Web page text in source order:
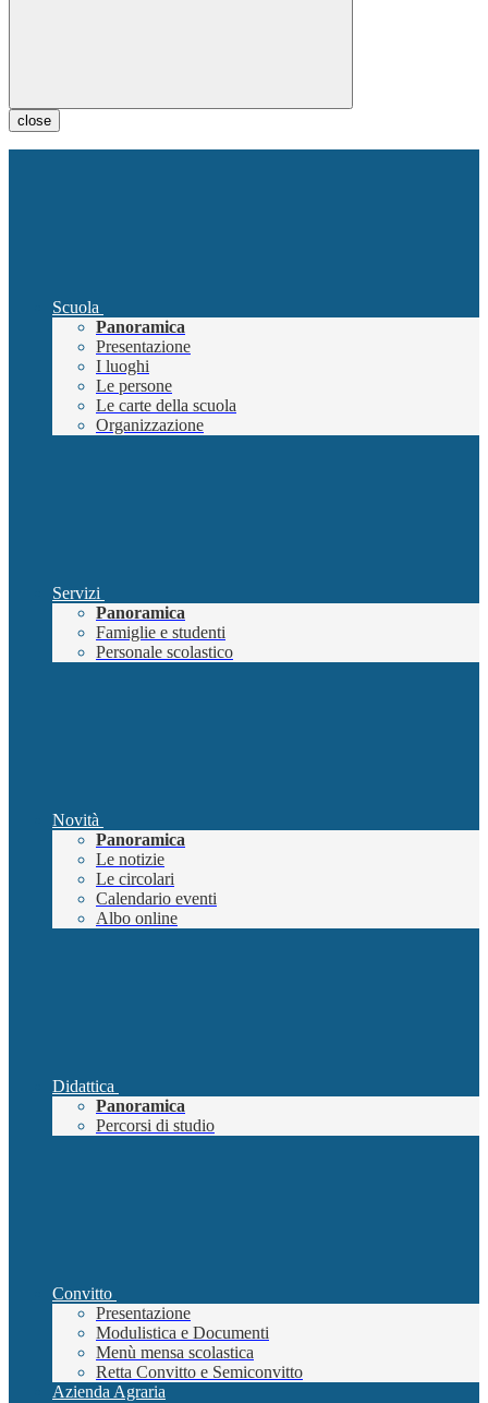
close
Scuola
Panoramica
Presentazione
I luoghi
Le persone
Le carte della scuola
Organizzazione
Servizi
Panoramica
Famiglie e studenti
Personale scolastico
Novità
Panoramica
Le notizie
Le circolari
Calendario eventi
Albo online
Didattica
Panoramica
Percorsi di studio
Convitto
Presentazione
Modulistica e Documenti
Menù mensa scolastica
Retta Convitto e Semiconvitto
Azienda Agraria